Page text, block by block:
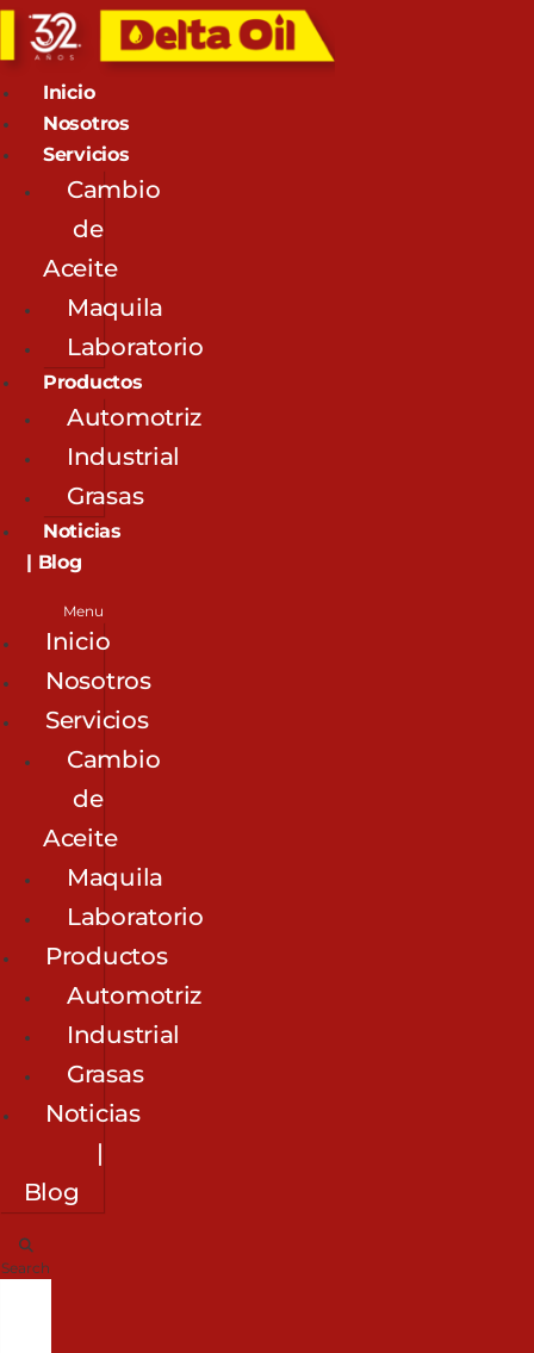
Inicio
Nosotros
Servicios
Cambio
de
Aceite
Maquila
Laboratorio
Productos
Automotriz
Industrial
Grasas
Noticias
| Blog
Menu
Inicio
Nosotros
Servicios
Cambio
de
Aceite
Maquila
Laboratorio
Productos
Automotriz
Industrial
Grasas
Noticias
|
Blog
Search